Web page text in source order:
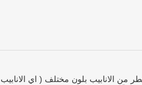
الانابيب بلون مختلف ( اي الانابيب